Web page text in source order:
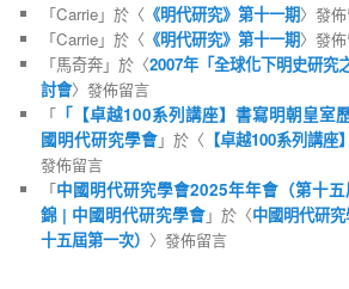
「Carrie」於〈 《明代研究》第十一期〉發
「Carrie」於〈 《明代研究》第十一期〉發
「馬奇奔」於〈2007年「全球化下明史研究
討會〉發佈留言
「 「【卓越100系列講座】書寫明朝皇室
國明代研究學會」於〈 【卓越100系列講
發佈留言
「中國明代研究學會2025年年會（第十
錦 | 中國明代研究學會」於〈中國明代研
十五屆第一次） 〉發佈留言